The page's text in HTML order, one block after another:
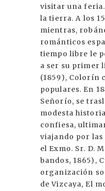
visitar una
la tierra. A los
mientras,
románticos
tiempo libre le
a ser su primer
(1859), Colorín
populares. En
Señorío, se
modesta
confiesa,
viajando por las
el Exmo. Sr. D.
bandos, 1865),
organización
de Vizcaya, El